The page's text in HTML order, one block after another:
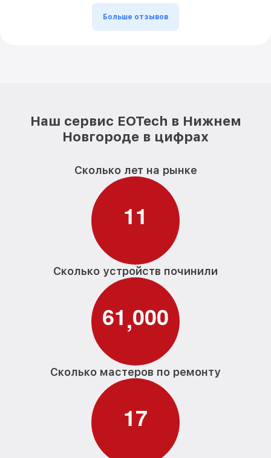
Больше отзывов
Наш сервис EOTech в Нижнем
Новгороде в цифрах
Сколько лет на рынке
11
Сколько устройств починили
61,000
Сколько мастеров по ремонту
17